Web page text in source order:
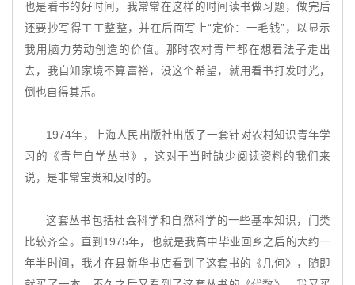
也是看书的好时间，我常常在这样的时间读书做习题，做完后
还要抄写得工工整整，并在后面写上“定价：一毛钱”，以显示
我用脑力劳动创造的价值。那时农村青年都在想着法子走出
去，我自知家境不算富裕，没这个希望，就用看书打发时光，
倒也自得其乐。
1974年，上海人民出版社出版了一套针对农村知识青年学
习的《青年自学丛书》，这对于当时缺少阅读资料的我们来
说，是非常宝贵和及时的。
这套丛书包括社会科学和自然科学的一些基本知识，门类
比较齐全。直到1975年，也就是我高中毕业回乡之后的大约一
年半时间，我才在县新华书店看到了这套书的《几何》，随即